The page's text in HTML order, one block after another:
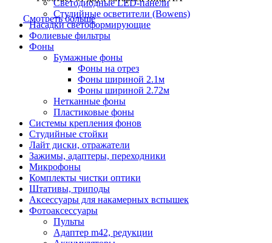
Смотреть больше
Светодиодные LED-панели
Студийные осветители (Bowens)
Насадки светоформирующие
Фолиевые фильтры
Фоны
Бумажные фоны
Фоны на отрез
Фоны шириной 2.1м
Фоны шириной 2.72м
Нетканные фоны
Пластиковые фоны
Системы крепления фонов
Студийные стойки
Лайт диски, отражатели
Зажимы, адаптеры, переходники
Микрофоны
Комплекты чистки оптики
Штативы, триподы
Аксессуары для накамерных вспышек
Фотоаксессуары
Пульты
Адаптер m42, редукции